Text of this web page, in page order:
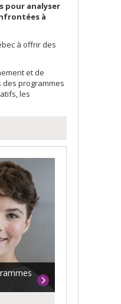
pour analyser
à
à offrir des
et de
programmes
les